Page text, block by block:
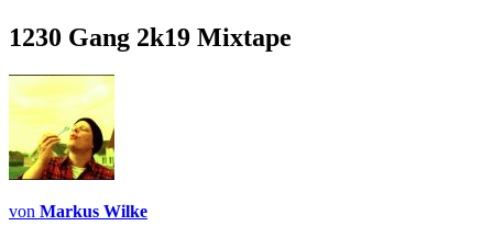
1230 Gang 2k19 Mixtape
von Markus Wilke